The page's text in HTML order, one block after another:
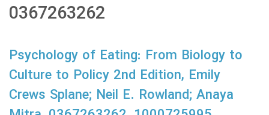
0367263262
Psychology of Eating: From Biology to
Culture to Policy 2nd Edition, Emily
Crews Splane; Neil E. Rowland; Anaya